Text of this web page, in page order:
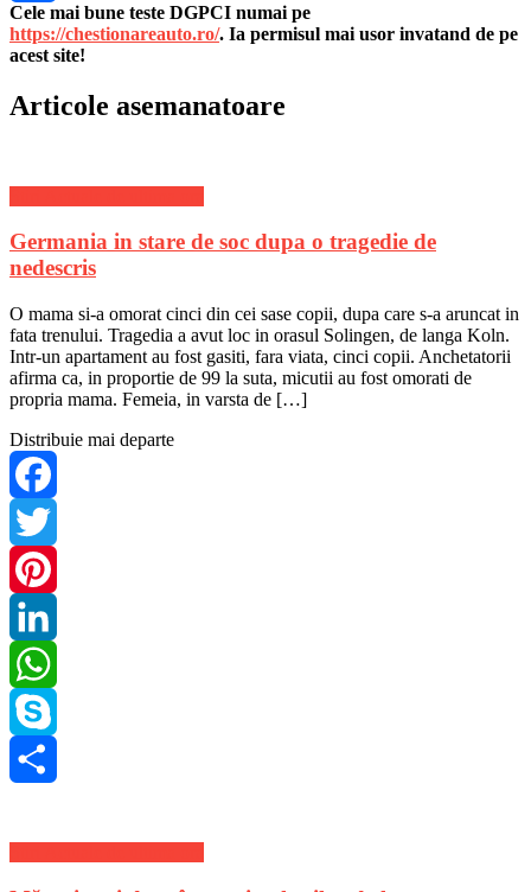
Share
Cele mai bune teste DGPCI numai pe
https://chestionareauto.ro/. Ia permisul mai usor invatand de pe
acest site!
Articole asemanatoare
Germania in stare de soc dupa o tragedie de
nedescris
O mama si-a omorat cinci din cei sase copii, dupa care s-a aruncat in
fata trenului. Tragedia a avut loc in orasul Solingen, de langa Koln.
Intr-un apartament au fost gasiti, fara viata, cinci copii. Anchetatorii
afirma ca, in proportie de 99 la suta, micutii au fost omorati de
propria mama. Femeia, in varsta de […]
Distribuie mai departe
Facebook
Twitter
Pinterest
LinkedIn
WhatsApp
Skype